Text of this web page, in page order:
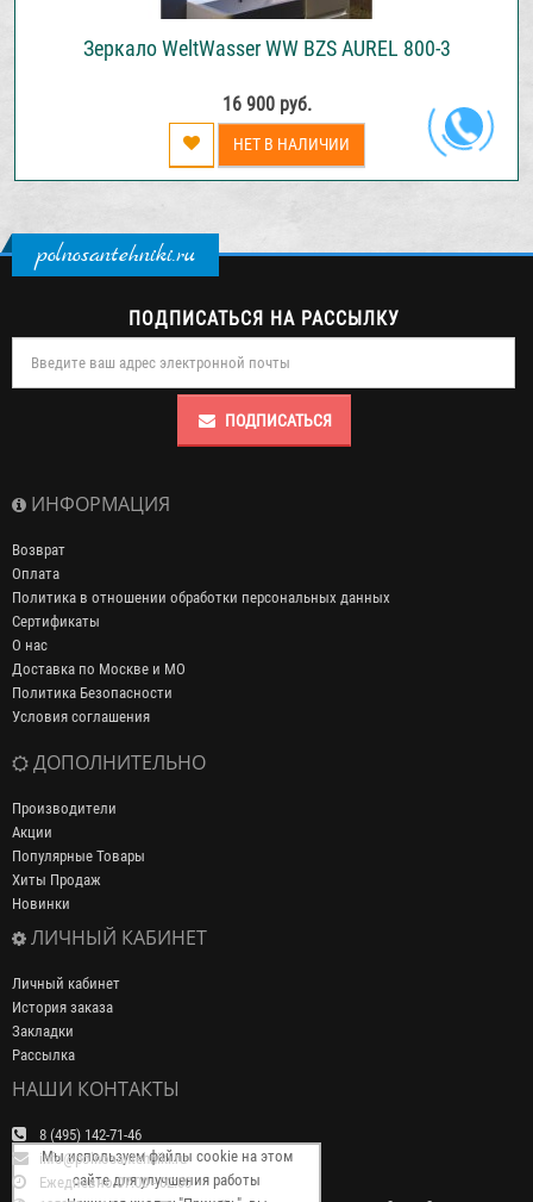
Мы используем файлы cookie на этом
сайте для улучшения работы
Зеркало WeltWasser WW BZS AUREL 800-3
16 900 руб.
НЕТ В НАЛИЧИИ
polnosantehniki.ru
ПОДПИСАТЬСЯ НА РАССЫЛКУ
ПОДПИСАТЬСЯ
ИНФОРМАЦИЯ
Возврат
Оплата
Политика в отношении обработки персональных данных
Сертификаты
О нас
Доставка по Москве и МО
Политика Безопасности
Условия соглашения
ДОПОЛНИТЕЛЬНО
Производители
Акции
Популярные Товары
Хиты Продаж
Новинки
ЛИЧНЫЙ КАБИНЕТ
Личный кабинет
История заказа
Закладки
Рассылка
НАШИ КОНТАКТЫ
8 (495) 142-71-46
info@polnosantehniki.ru
Ежедневно 07:00 - 02:00